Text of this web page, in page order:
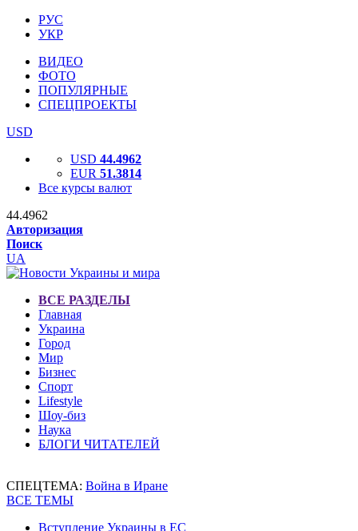
РУС
УКР
ВИДЕО
ФОТО
ПОПУЛЯРНЫЕ
СПЕЦПРОЕКТЫ
USD
USD 44.4962
EUR 51.3814
Все курсы валют
44.4962
Авторизация
Поиск
UA
ВСЕ РАЗДЕЛЫ
Главная
Украина
Город
Мир
Бизнес
Спорт
Lifestyle
Шоу-биз
Наука
БЛОГИ ЧИТАТЕЛЕЙ
СПЕЦТЕМА: Война в Иране
ВСЕ ТЕМЫ
Вступление Украины в ЕС